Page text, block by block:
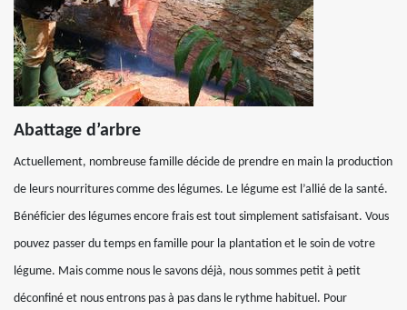
Abattage d’arbre
Actuellement, nombreuse famille décide de prendre en main la production
de leurs nourritures comme des légumes. Le légume est l’allié de la santé.
Bénéficier des légumes encore frais est tout simplement satisfaisant. Vous
pouvez passer du temps en famille pour la plantation et le soin de votre
légume. Mais comme nous le savons déjà, nous sommes petit à petit
déconfiné et nous entrons pas à pas dans le rythme habituel. Pour